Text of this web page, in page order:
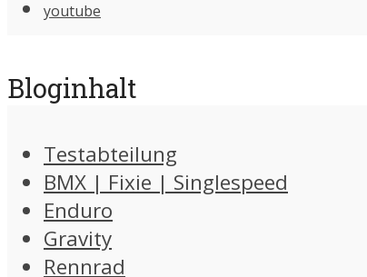
youtube
Bloginhalt
Testabteilung
BMX | Fixie | Singlespeed
Enduro
Gravity
Rennrad